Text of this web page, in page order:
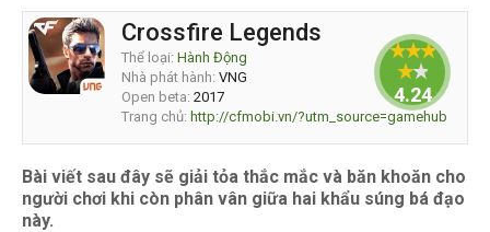
Crossfire Legends
Thể loại: Hành Động
Nhà phát hành: VNG
Open beta: 2017
Trang chủ: http://cfmobi.vn/?utm_source=gamehub
4.24
Bài viết sau đây sẽ giải tỏa thắc mắc và băn khoăn cho
người chơi khi còn phân vân giữa hai khẩu súng bá đạo
này.